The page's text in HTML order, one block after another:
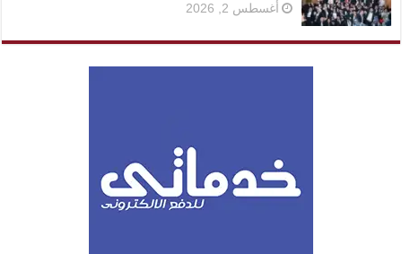
أغسطس 2, 2026